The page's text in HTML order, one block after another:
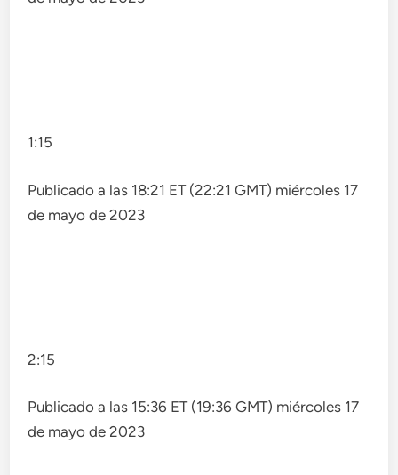
1:15
Publicado a las 18:21 ET (22:21 GMT) miércoles 17
de mayo de 2023
2:15
Publicado a las 15:36 ET (19:36 GMT) miércoles 17
de mayo de 2023